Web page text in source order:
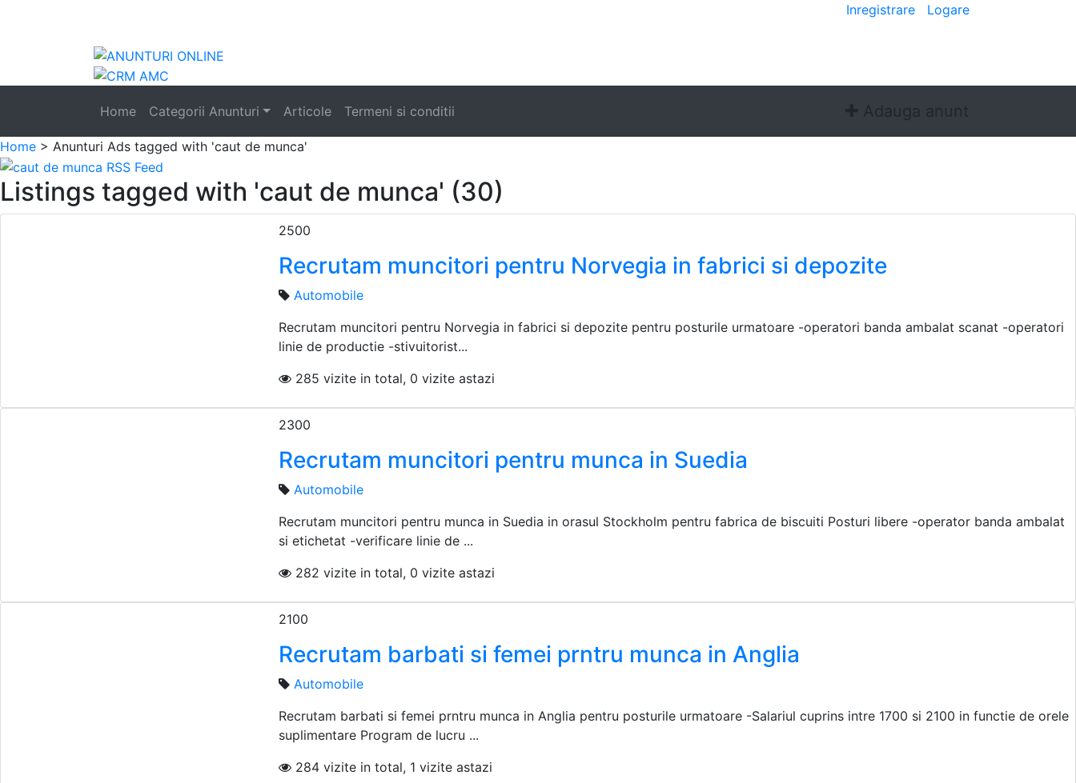
Inregistrare Logare
Home Categorii Anunturi Articole Termeni si conditii Adauga anunt
Home > Anunturi Ads tagged with 'caut de munca'
Listings tagged with 'caut de munca' (30)
2500
Recrutam muncitori pentru Norvegia in fabrici si depozite
Automobile
Recrutam muncitori pentru Norvegia in fabrici si depozite pentru posturile urmatoare -operatori banda ambalat scanat -operatori
linie de productie -stivuitorist...
285 vizite in total, 0 vizite astazi
2300
Recrutam muncitori pentru munca in Suedia
Automobile
Recrutam muncitori pentru munca in Suedia in orasul Stockholm pentru fabrica de biscuiti Posturi libere -operator banda ambalat
si etichetat -verificare linie de ...
282 vizite in total, 0 vizite astazi
2100
Recrutam barbati si femei prntru munca in Anglia
Automobile
Recrutam barbati si femei prntru munca in Anglia pentru posturile urmatoare -Salariul cuprins intre 1700 si 2100 in functie de orele
suplimentare Program de lucru ...
284 vizite in total, 1 vizite astazi